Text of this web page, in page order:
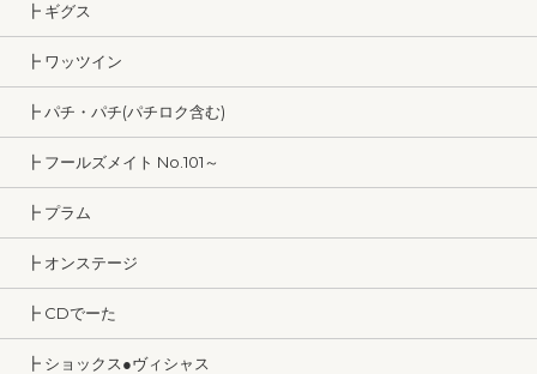
┣ ギグス
┣ ワッツイン
┣ パチ・パチ(パチロク含む)
┣ フールズメイト No.101～
┣ プラム
┣ オンステージ
┣ CDでーた
┣ ショックス●ヴィシャス